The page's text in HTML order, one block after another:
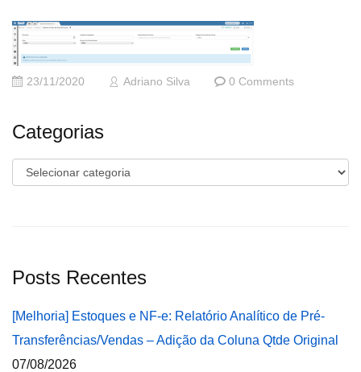
23/11/2020 Adriano Silva 0 Comments
Categorias
Categorias
Posts Recentes
[Melhoria] Estoques e NF-e: Relatório Analítico de Pré-
Transferências/Vendas – Adição da Coluna Qtde Original
07/08/2026